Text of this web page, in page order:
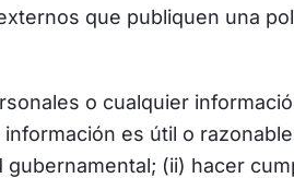
que publiquen una
o cualquier
es útil o
(ii) hacer